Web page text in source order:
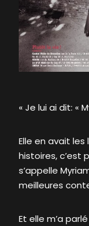
« Je lui ai dit: «
Elle en avait
histoires, c’est
s’appelle
meilleures
Et elle m’a